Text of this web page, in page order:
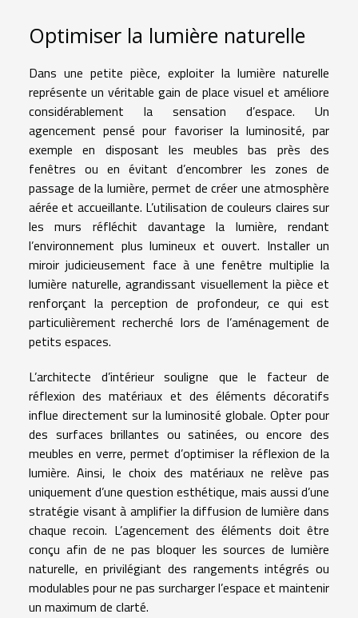
Optimiser la lumière naturelle
Dans une petite pièce, exploiter la lumière naturelle
représente un véritable gain de place visuel et améliore
considérablement la sensation d’espace. Un
agencement pensé pour favoriser la luminosité, par
exemple en disposant les meubles bas près des
fenêtres ou en évitant d’encombrer les zones de
passage de la lumière, permet de créer une atmosphère
aérée et accueillante. L’utilisation de couleurs claires sur
les murs réfléchit davantage la lumière, rendant
l’environnement plus lumineux et ouvert. Installer un
miroir judicieusement face à une fenêtre multiplie la
lumière naturelle, agrandissant visuellement la pièce et
renforçant la perception de profondeur, ce qui est
particulièrement recherché lors de l’aménagement de
petits espaces.
L’architecte d’intérieur souligne que le facteur de
réflexion des matériaux et des éléments décoratifs
influe directement sur la luminosité globale. Opter pour
des surfaces brillantes ou satinées, ou encore des
meubles en verre, permet d’optimiser la réflexion de la
lumière. Ainsi, le choix des matériaux ne relève pas
uniquement d’une question esthétique, mais aussi d’une
stratégie visant à amplifier la diffusion de lumière dans
chaque recoin. L’agencement des éléments doit être
conçu afin de ne pas bloquer les sources de lumière
naturelle, en privilégiant des rangements intégrés ou
modulables pour ne pas surcharger l’espace et maintenir
un maximum de clarté.